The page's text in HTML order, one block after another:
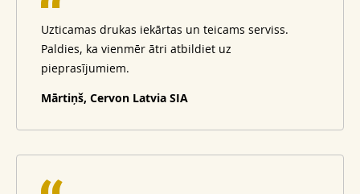
Uzticamas drukas iekārtas un teicams serviss.
Paldies, ka vienmēr ātri atbildiet uz
pieprasījumiem.
Mārtiņš, Cervon Latvia SIA